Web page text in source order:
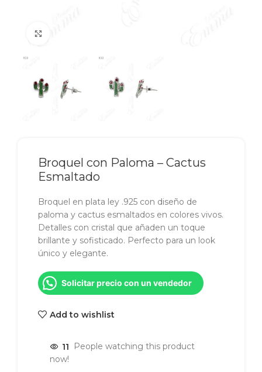
Broquel con Paloma – Cactus
Esmaltado
Broquel en plata ley .925 con diseño de
paloma y cactus esmaltados en colores vivos.
Detalles con cristal que añaden un toque
brillante y sofisticado. Perfecto para un look
único y elegante.
Solicitar precio con un vendedor
Add to wishlist
11
People watching this product
now!